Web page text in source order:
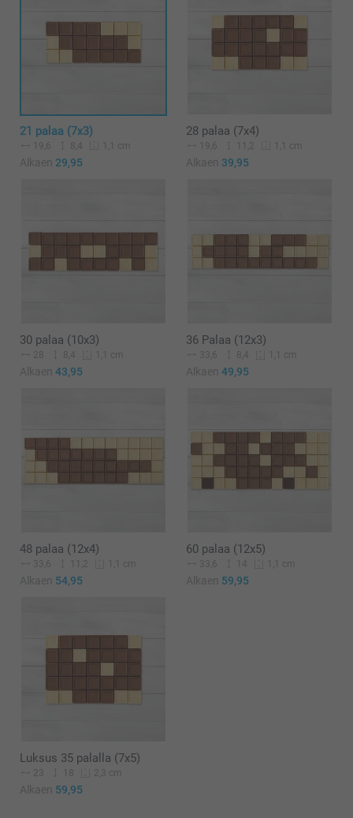
21 palaa (7x3)
19,6 8,4 1,1 cm
Alkaen 29,95
28 palaa (7x4)
19,6 11,2 1,1 cm
Alkaen 39,95
30 palaa (10x3)
28 8,4 1,1 cm
Alkaen 43,95
36 Palaa (12x3)
33,6 8,4 1,1 cm
Alkaen 49,95
48 palaa (12x4)
33,6 11,2 1,1 cm
Alkaen 54,95
60 palaa (12x5)
33,6 14 1,1 cm
Alkaen 59,95
Luksus 35 palalla (7x5)
23 18 2,3 cm
Alkaen 59,95